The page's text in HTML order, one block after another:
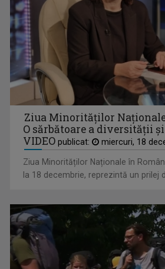
MEMORIA LOCULUI
O emisiune care își propune să descopere
LITERATURA LA CRAIOVA
Ziua Minorităților
O sărbătoare a diversității
VIDEO publicat: miercuri, 18
Ziua Minorităților Naționale în
la 18 decembrie, reprezintă un prilej